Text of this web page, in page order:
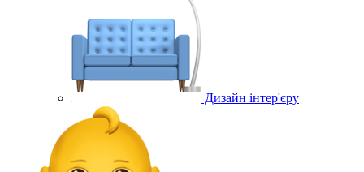
Дизайн інтер'єру